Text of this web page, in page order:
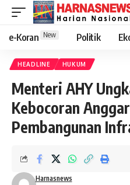
e-Koran New Politik
HEADLINE HUKUM
Menteri AHY
Kebocoran
Pembangunan
Harnasnews